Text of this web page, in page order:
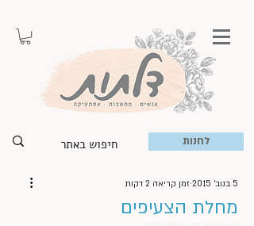
לחנות
מחלת הצעיפים
5 בנוב׳ 2015 זמן קריאה 2 דקות